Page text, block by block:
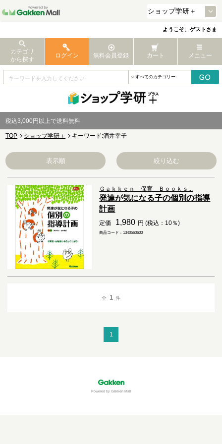
ようこそ、ゲストさま
カテゴリ
から探す
ログイン 無料会員登録 カート メニュー
税込3,000円以上で送料無料
TOP ショップ学研＋ キーワード:酒井幸子
表示順 絞り込む
Ｇａｋｋｅｎ 保育 Ｂｏｏｋｓ...
発達が気になる子の個別の指導
計画
定価 1,980 円 (税込：10％)
商品コード：1340560600
全 1 件
1
Powered by Gakken Mall